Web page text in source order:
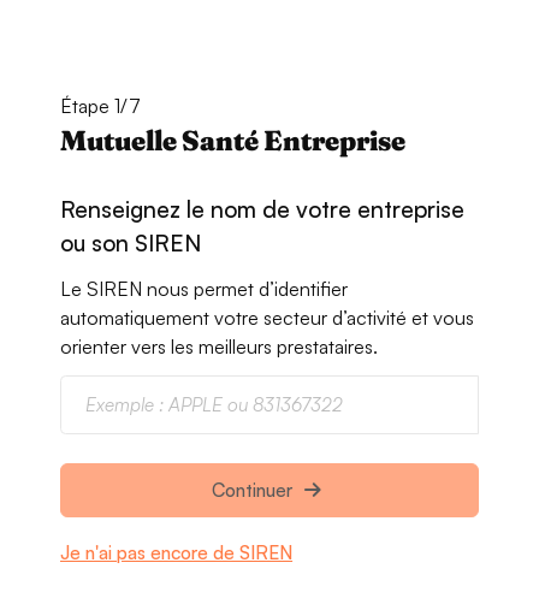
Étape 1/7
Mutuelle Santé Entreprise
Renseignez le nom de votre entreprise
ou son SIREN
Le SIREN nous permet d’identifier
automatiquement votre secteur d’activité et vous
orienter vers les meilleurs prestataires.
Continuer
Je n'ai pas encore de SIREN